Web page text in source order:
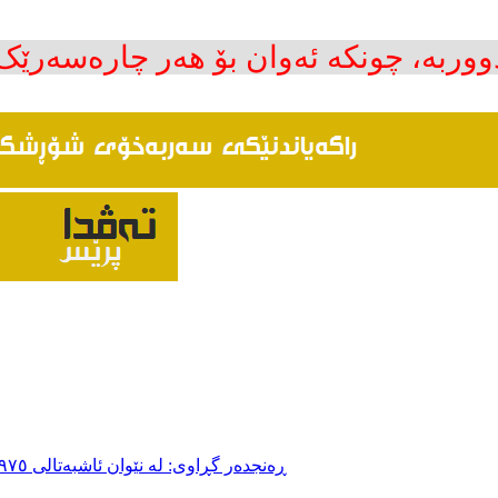
چونکە ئەوان بۆ هەر
ڕەنجدەر گڕاوی: لە نێوان ئاشبەتالی ١٩٧٥ی مەلا مستەفا و پرۆژەی یاسای پەرلەمانی تورکیای ئۆجەلان